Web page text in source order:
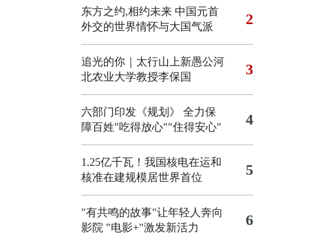
东方之约,相约未来 中国元首
外交的世界情怀与大国气派
2
追光的你｜太行山上新愚公河
北农业大学教授李保国
3
六部门印发《规划》 全力保
障百姓"吃得放心""住得安心"
4
1.25亿千瓦！我国核电在运和
核准在建规模居世界首位
5
"有共鸣的故事"让年轻人奔向
影院 "电影+"激发新活力 6